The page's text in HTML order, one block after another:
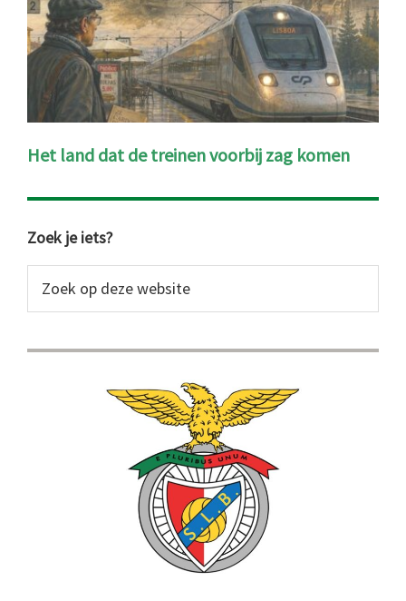
Het land dat de treinen voorbij zag komen
Primaire
Sidebar
Zoek je iets?
op
website